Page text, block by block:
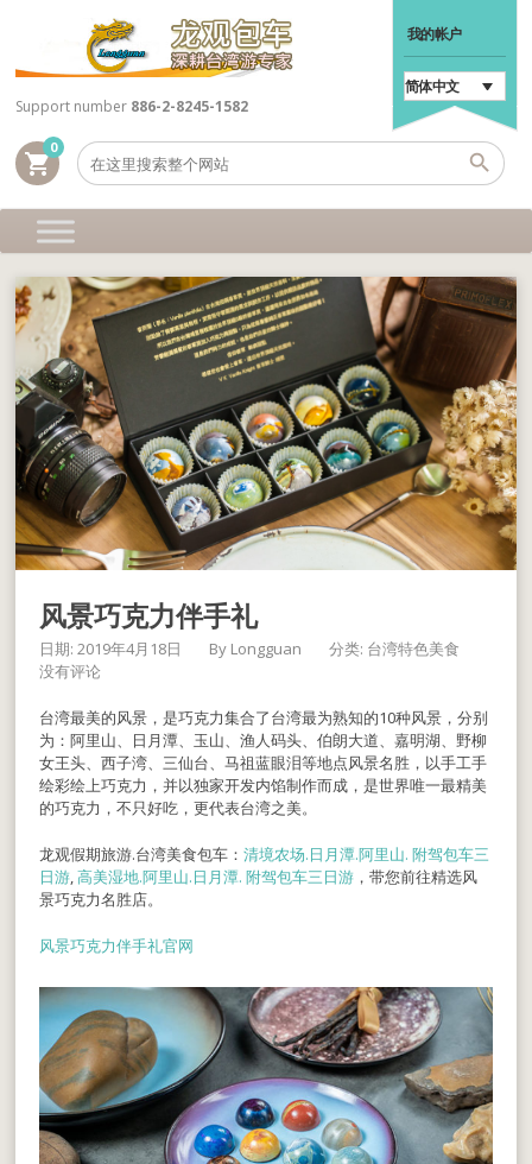
我的帐户
简体中文
shopping_cart
0
Support number 886-2-8245-1582
风景巧克力伴手礼
日期: 2019年4月18日 By Longguan 分类: 台湾特色美食
没有评论
台湾最美的风景，是巧克力集合了台湾最为熟知的10种风景，分别
为：阿里山、日月潭、玉山、渔人码头、伯朗大道、嘉明湖、野柳
女王头、西子湾、三仙台、马祖蓝眼泪等地点风景名胜，以手工手
绘彩绘上巧克力，并以独家开发内馅制作而成，是世界唯一最精美
的巧克力，不只好吃，更代表台湾之美。
龙观假期旅游.台湾美食包车：清境农场.日月潭.阿里山. 附驾包车三
日游,高美湿地.阿里山.日月潭. 附驾包车三日游 ，带您前往精选风
景巧克力名胜店。
风景巧克力伴手礼官网